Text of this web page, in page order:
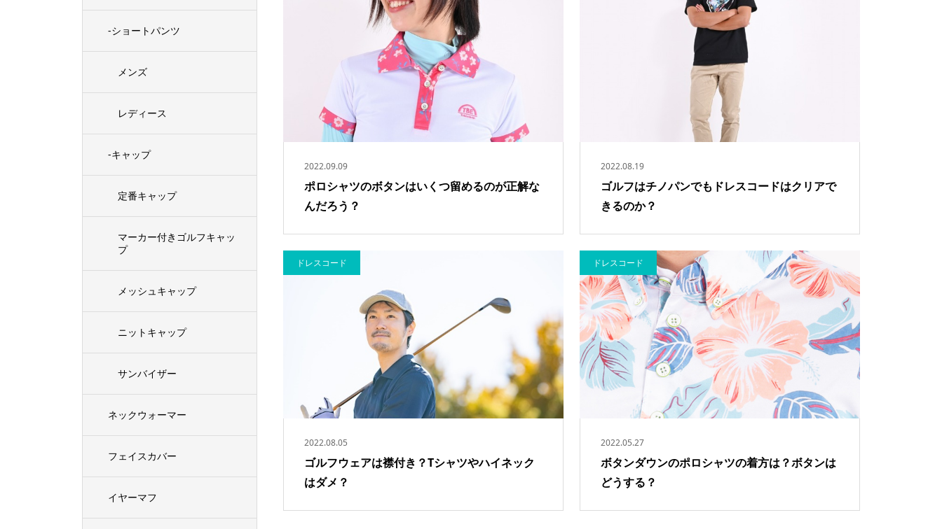
2022.09.09
ポロシャツのボタンはいくつ留めるのが正解な
んだろう？
2022.08.19
ゴルフはチノパンでもドレスコードはクリアで
きるのか？
2022.08.05
ゴルフウェアは襟付き？Tシャツやハイネック
はダメ？
ドレスコード
2022.05.27
ボタンダウンのポロシャツの着方は？ボタンは
どうする？
ドレスコード
-ショートパンツ
メンズ
レディース
-キャップ
定番キャップ
マーカー付きゴルフキャッ
プ
メッシュキャップ
ニットキャップ
サンバイザー
ネックウォーマー
フェイスカバー
イヤーマフ